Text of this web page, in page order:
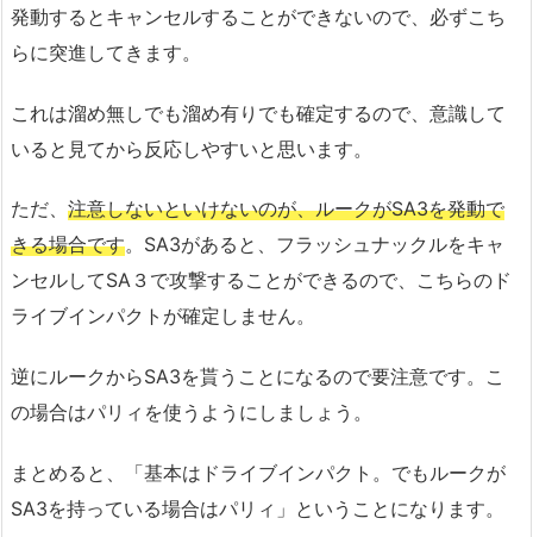
発動するとキャンセルすることができないので、必ずこち
らに突進してきます。
これは溜め無しでも溜め有りでも確定するので、意識して
いると見てから反応しやすいと思います。
ただ、 注意しないといけないのが、ルークがSA3を発動で
きる場合です。SA3があると、フラッシュナックルをキャ
ンセルしてSA３で攻撃することができるので、こちらのド
ライブインパクトが確定しません。
逆にルークからSA3を貰うことになるので要注意です。こ
の場合はパリィを使うようにしましょう。
まとめると、「基本はドライブインパクト。でもルークが
SA3を持っている場合はパリィ」ということになります。